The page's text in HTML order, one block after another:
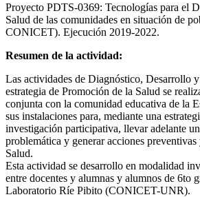
Proyecto PDTS-0369: Tecnologías para el
Salud de las comunidades en situación de
CONICET). Ejecución 2019-2022.
Resumen de la actividad:
Las actividades de Diagnóstico, Desarrollo
estrategia de Promoción de la Salud se
conjunta con la comunidad educativa de la
sus instalaciones para, mediante una
investigación participativa, llevar adelante
problemática y generar acciones
Salud.
Esta actividad se desarrollo en modalidad
entre docentes y alumnas y alumnos de 6to
Laboratorio Ríe Pibito (CONICET-UNR).